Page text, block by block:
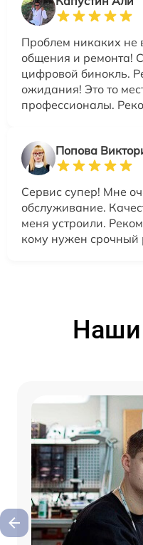
Проблем никаких не
общения и ремонта!
цифровой бинокль.
ожидания! Это то
профессионалы.
Попова
Сервис супер! Мне
обслуживание.
меня устроили.
кому нужен срочный
Наши